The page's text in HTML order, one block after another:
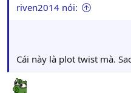
riven2014 nói:
Cái này là plot twist mà.